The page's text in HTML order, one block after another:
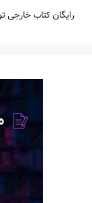
رایگان کتاب خارجی